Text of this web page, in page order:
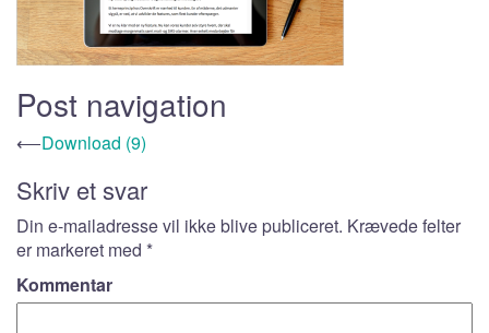
Post navigation
⟵Download (9)
Skriv et svar
Din e-mailadresse vil ikke blive publiceret. Krævede felter
er markeret med *
Kommentar